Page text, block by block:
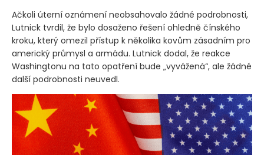
Ačkoli úterní oznámení neobsahovalo žádné podrobnosti,
Lutnick tvrdil, že bylo dosaženo řešení ohledně čínského
kroku, který omezil přístup k několika kovům zásadním pro
americký průmysl a armádu. Lutnick dodal, že reakce
Washingtonu na tato opatření bude „vyvážená“, ale žádné
další podrobnosti neuvedl.